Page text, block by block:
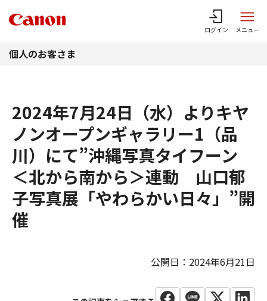
ログイン メニュー
個人のお客さま
2024年7月24日（水）よりキヤ
ノンオープンギャラリー1（品
川）にて”沖縄写真タイフーン
＜北から南から＞連動 山口郁
子写真展「やわらかい日々」”開
催
公開日：2024年6月21日